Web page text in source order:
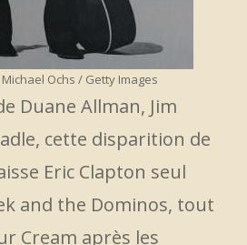
Ochs / Getty Images
Duane Allman, Jim
cette disparition de
Eric Clapton seul
and the Dominos, tout
Cream après les